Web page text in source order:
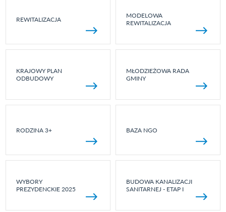
REWITALIZACJA
MODELOWA
REWITALIZACJA
KRAJOWY PLAN
ODBUDOWY
MŁODZIEŻOWA RADA
GMINY
RODZINA 3+ BAZA NGO
WYBORY
PREZYDENCKIE 2025
BUDOWA KANALIZACJI
SANITARNEJ - ETAP I